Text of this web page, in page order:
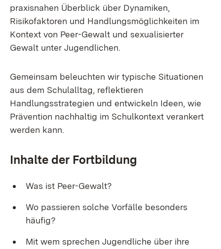
praxisnahen Überblick über Dynamiken,
Risikofaktoren und Handlungsmöglichkeiten im
Kontext von Peer-Gewalt und sexualisierter
Gewalt unter Jugendlichen.
Gemeinsam beleuchten wir typische Situationen
aus dem Schulalltag, reflektieren
Handlungsstrategien und entwickeln Ideen, wie
Prävention nachhaltig im Schulkontext verankert
werden kann.
Inhalte der Fortbildung
Was ist Peer-Gewalt?
Wo passieren solche Vorfälle besonders
häufig?
Mit wem sprechen Jugendliche über ihre